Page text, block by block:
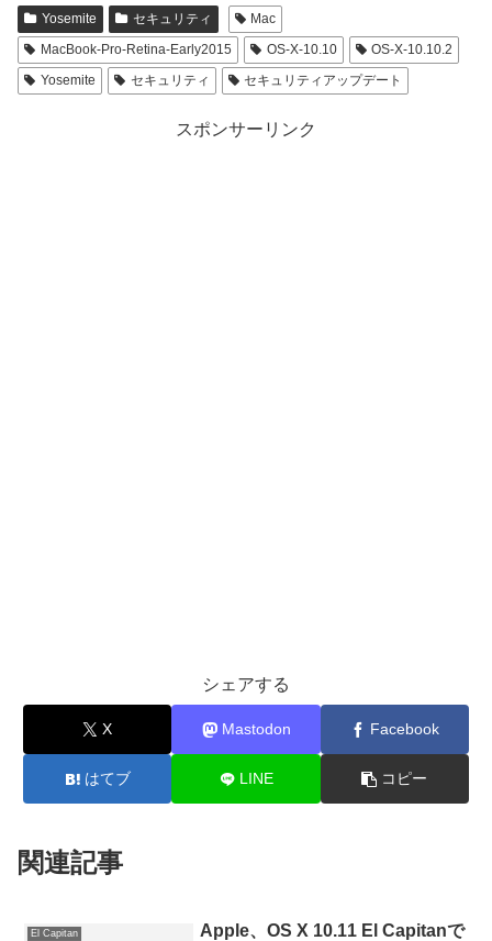
Yosemite セキュリティ
Mac
MacBook-Pro-Retina-Early2015
OS-X-10.10
OS-X-10.10.2
Yosemite
セキュリティ セキュリティアップデート
スポンサーリンク
シェアする
X Mastodon Facebook
はてブ LINE コピー
関連記事
El Capitan
Apple、OS X 10.11 El Capitanで